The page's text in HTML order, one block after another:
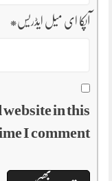
آپکا ای میل ایڈریس*
website in this
I comment.